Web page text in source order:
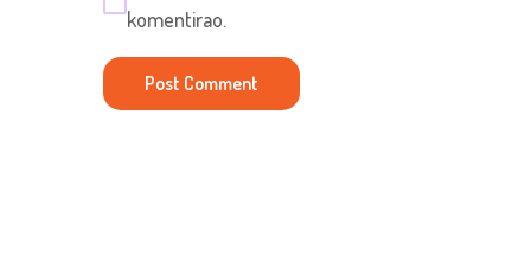
komentirao.